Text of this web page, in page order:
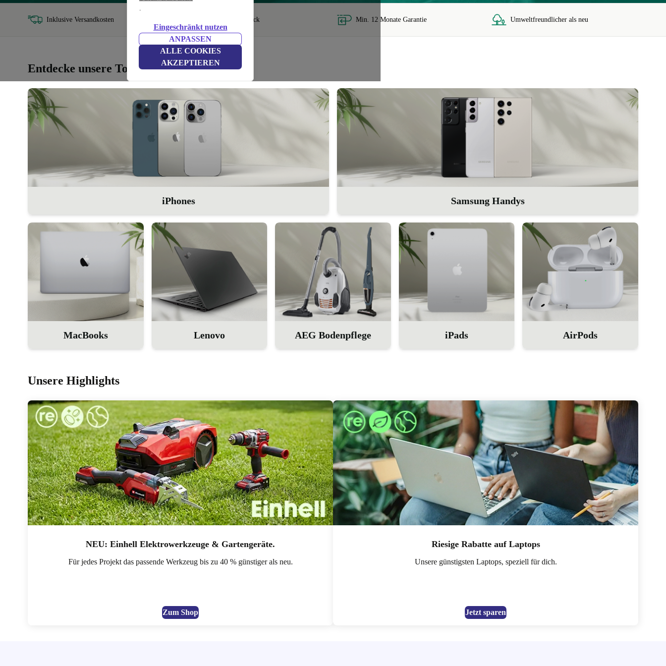
.
Eingeschränkt nutzen
ANPASSEN
ALLE COOKIES
AKZEPTIEREN
Inklusive Versandkosten 30 Tage Geld zurück Min. 12 Monate Garantie Umweltfreundlicher als neu
Entdecke unsere Top-Kategorien
iPhones Samsung Handys
MacBooks Lenovo AEG Bodenpflege iPads AirPods
Unsere Highlights
NEU: Einhell Elektrowerkzeuge & Gartengeräte.
Für jedes Projekt das passende Werkzeug bis zu 40 % günstiger als neu.
Zum Shop
Riesige Rabatte auf Laptops
Unsere günstigsten Laptops, speziell für dich.
Jetzt sparen